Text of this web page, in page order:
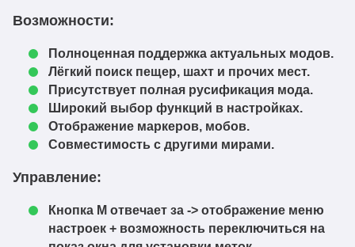
1.21.11-1.16.5.jar
neoforge-1.21.11-
1.16.5.jar
1.21.11 Скачать
voxelmap-forge-
1.21.11-1.16.4.jar
1.21.11 Скачать
voxelmap-
Возможности:
Полноценная поддержка актуальных модов.
Лёгкий поиск пещер, шахт и прочих мест.
Присутствует полная русификация мода.
Широкий выбор функций в настройках.
Отображение маркеров, мобов.
Совместимость с другими мирами.
Управление:
Кнопка M отвечает за -> отображение меню
настроек + возможность переключиться на